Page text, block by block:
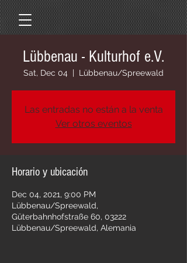
Lübbenau - Kulturhof e.V.
Sat, Dec 04
  |
Lübbenau/Spreewald
Las entradas no están a la venta
Ver otros eventos
Horario y ubicación
Dec 04, 2021, 9:00 PM
Lübbenau/Spreewald,
Güterbahnhofstraße 60, 03222
Lübbenau/Spreewald, Alemania